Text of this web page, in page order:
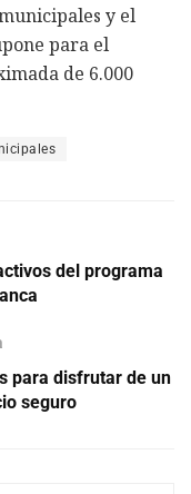
y el
para el
de 6.000
del programa
para disfrutar de un
seguro